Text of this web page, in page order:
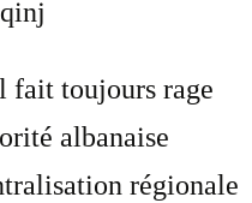
fait toujours rage
albanaise
régionale